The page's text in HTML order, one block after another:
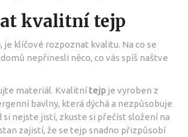
kvalitní tejp
, je klíčové rozpoznat kvalitu. Na co se
nepřinesli něco, co vás spíš naštve
materiál. Kvalitnítejp je vyroben z
bavlny, která dýchá a nezpůsobuje
si nejste jistí, zkuste si přečíst složení na
zajistí, že se tejp snadno přizpůsobí